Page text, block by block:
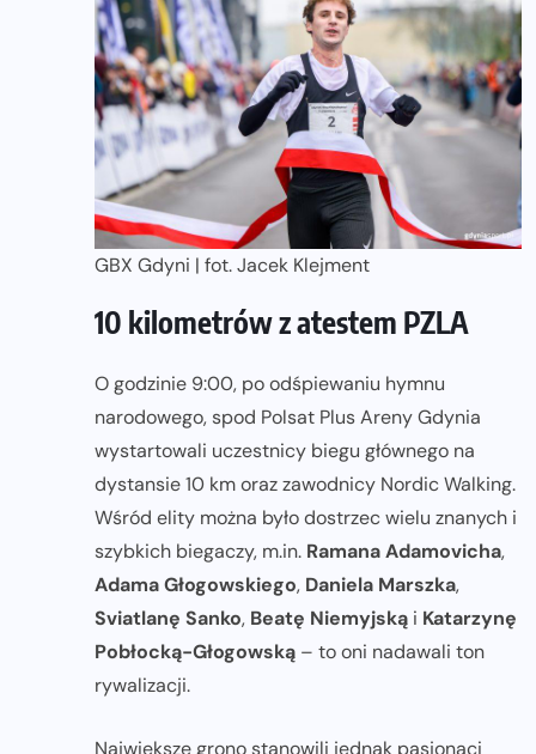
GBX Gdyni | fot. Jacek Klejment
10 kilometrów z atestem PZLA
O godzinie 9:00, po odśpiewaniu hymnu
narodowego, spod Polsat Plus Areny Gdynia
wystartowali uczestnicy biegu głównego na
dystansie 10 km oraz zawodnicy Nordic Walking.
Wśród elity można było dostrzec wielu znanych i
szybkich biegaczy, m.in. Ramana Adamovicha,
Adama Głogowskiego, Daniela Marszka,
Sviatlanę Sanko, Beatę Niemyjską i Katarzynę
Pobłocką-Głogowską – to oni nadawali ton
rywalizacji.
Największe grono stanowili jednak pasjonaci